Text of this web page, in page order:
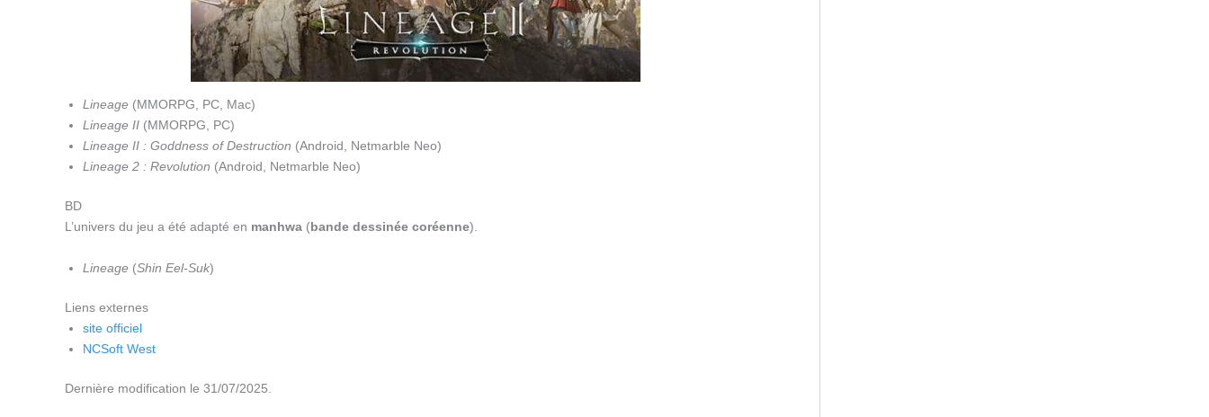
Lineage (MMORPG, PC, Mac)
Lineage II (MMORPG, PC)
Lineage II : Goddness of Destruction (Android, Netmarble Neo)
Lineage 2 : Revolution (Android, Netmarble Neo)
BD
L’univers du jeu a été adapté en manhwa (bande dessinée coréenne).
Lineage (Shin Eel-Suk)
Liens externes
site officiel
NCSoft West
Dernière modification le 31/07/2025.